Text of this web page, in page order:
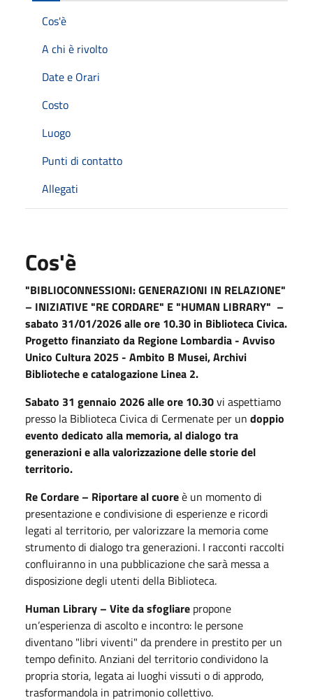
Cos'è
A chi è rivolto
Date e Orari
Costo
Luogo
Punti di contatto
Allegati
Cos'è
"BIBLIOCONNESSIONI: GENERAZIONI IN RELAZIONE"
– INIZIATIVE "RE CORDARE" E "HUMAN LIBRARY" –
sabato 31/01/2026 alle ore 10.30 in Biblioteca Civica.
Progetto finanziato da Regione Lombardia - Avviso
Unico Cultura 2025 - Ambito B Musei, Archivi
Biblioteche e catalogazione Linea 2.
Sabato 31 gennaio 2026 alle ore 10.30vi aspettiamo
presso la Biblioteca Civica di Cermenate per un doppio
evento dedicato alla memoria, al dialogo tra
generazioni e alla valorizzazione delle storie del
territorio.
Re Cordare – Riportare al cuoreè un momento di
presentazione e condivisione di esperienze e ricordi
legati al territorio, per valorizzare la memoria come
strumento di dialogo tra generazioni. I racconti raccolti
confluiranno in una pubblicazione che sarà messa a
disposizione degli utenti della Biblioteca.
Human Library – Vite da sfogliare propone
un’esperienza di ascolto e incontro: le persone
diventano "libri viventi" da prendere in prestito per un
tempo definito. Anziani del territorio condividono la
propria storia, legata ai luoghi vissuti o di approdo,
trasformandola in patrimonio collettivo.